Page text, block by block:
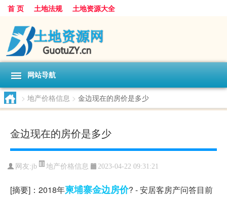
首 页 土地法规 土地资源大全
网站导航
> 地产价格信息 > 金边现在的房价是多少
金边现在的房价是多少
网友:jb 地产价格信息 2023-04-22 09:31:21
[摘要]：2018年柬埔寨金边房价? - 安居客房产问答目前